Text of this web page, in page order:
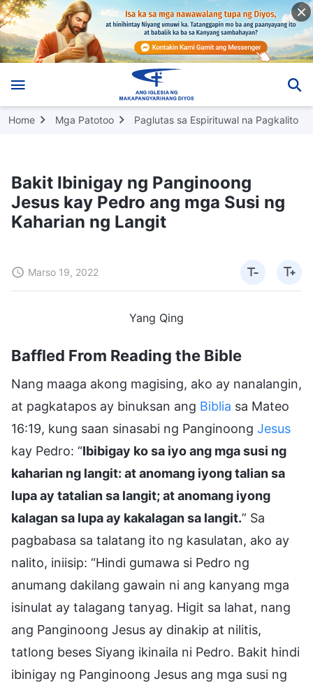
Home Mga Patotoo Paglutas sa Espirituwal na Pagkalito
Bakit Ibinigay ng Panginoong
Jesus kay Pedro ang mga Susi ng
Kaharian ng Langit
Marso 19, 2022
Yang Qing
Baffled From Reading the Bible
Nang maaga akong magising, ako ay nanalangin,
at pagkatapos ay binuksan ang Biblia sa Mateo
16:19, kung saan sinasabi ng Panginoong Jesus
kay Pedro: “Ibibigay ko sa iyo ang mga susi ng
kaharian ng langit: at anomang iyong talian sa
lupa ay tatalian sa langit; at anomang iyong
kalagan sa lupa ay kakalagan sa langit.” Sa
pagbabasa sa talatang ito ng kasulatan, ako ay
nalito, iniisip: “Hindi gumawa si Pedro ng
anumang dakilang gawain ni ang kanyang mga
isinulat ay talagang tanyag. Higit sa lahat, nang
ang Panginoong Jesus ay dinakip at nilitis,
tatlong beses Siyang ikinaila ni Pedro. Bakit hindi
ibinigay ng Panginoong Jesus ang mga susi ng